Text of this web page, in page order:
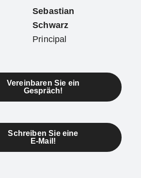
Sebastian
Schwarz
Principal
Vereinbaren Sie ein
Gespräch!
Schreiben Sie eine
E-Mail!